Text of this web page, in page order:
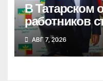
В Татарском
работников
отрасли
АВГ 7, 2026